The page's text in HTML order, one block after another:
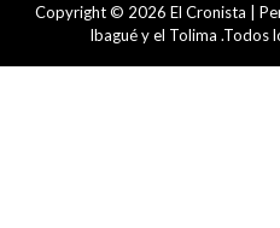
Copyright © 2026 El Cronista |
Ibagué y el Tolima .Todos